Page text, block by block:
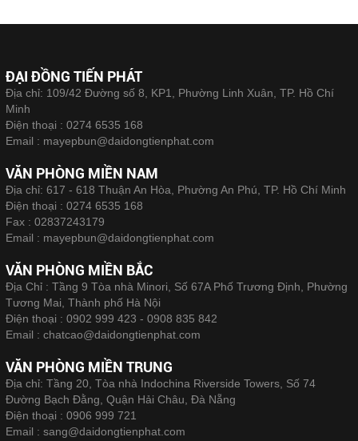
ĐẠI ĐỒNG TIẾN PHÁT
Địa chỉ: 109/42 Đường số 8, KP1, Phường Linh Xuân, TP. Hồ Chí
Minh
Điện thoại : 0274 6535 168
Email : mayepbun@daidongtienphat.com
VĂN PHÒNG MIỀN NAM
Địa chỉ: 617 - 618 Thuận An Hòa, Phường An Phú, TP. Hồ Chí Minh
Điện thoại : 0274 6535 168
Fax : 02837243179
Email : mayepbun@daidongtienphat.com
VĂN PHÒNG MIỀN BẮC
Địa Chỉ : Tầng 9 Tòa nhà Minori, Số 67A Phố Trương Định, Phường
Tương Mai, Thành phố Hà Nội
Điện thoại : 0902 999 423 - 0908 835 842
Email : chatcao@daidongtienphat.com
VĂN PHÒNG MIỀN TRUNG
Địa chỉ: Tầng 20, Tòa nhà Indochina Riverside Towers, Số 74
Đường Bạch Đằng, Quận Hải Châu, Đà Nẵng
Điện thoại : 0906 999 721
Email : sang@daidongtienphat.com